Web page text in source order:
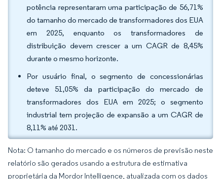
potência representaram uma participação de 56,71%
do tamanho do mercado de transformadores dos EUA
em 2025, enquanto os transformadores de
distribuição devem crescer a um CAGR de 8,45%
durante o mesmo horizonte.
Por usuário final, o segmento de concessionárias
deteve 51,05% da participação do mercado de
transformadores dos EUA em 2025; o segmento
industrial tem projeção de expansão a um CAGR de
8,11% até 2031.
Nota: O tamanho do mercado e os números de previsão neste
relatório são gerados usando a estrutura de estimativa
proprietária da Mordor Intelligence, atualizada com os dados